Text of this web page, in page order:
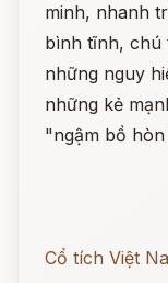
minh, nhanh
bình tĩnh, chú
những nguy
những kẻ
"ngậm bồ
Cổ tích Việt